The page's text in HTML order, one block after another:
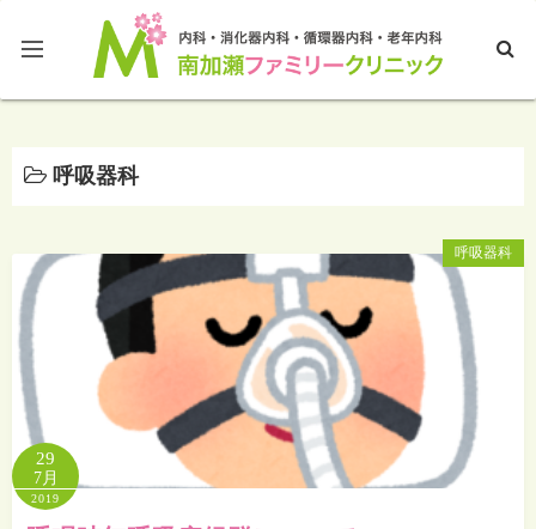
ブログTOP
呼吸器科
呼吸器科
29
7月
2019